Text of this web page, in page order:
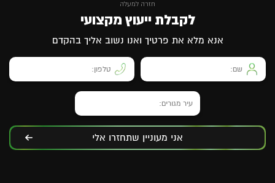
חזרה למעלה
לקבלת ייעוץ מקצועי
אנא מלא את פרטיך ואנו נשוב אליך בהקדם
אני מעוניין שתחזרו אלי